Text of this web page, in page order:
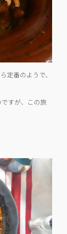
定番のようで、
すが、この旅